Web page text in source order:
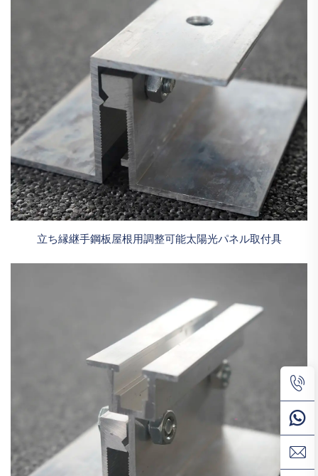
立ち縁継手鋼板屋根用調整可能太陽光パネル取付具